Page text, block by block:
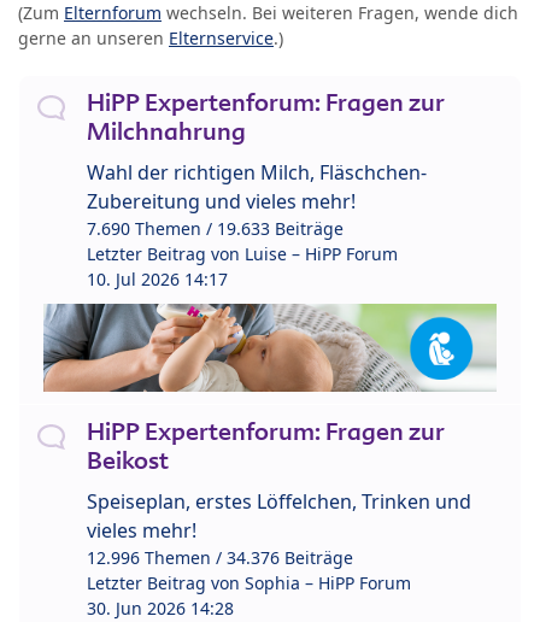
(Zum Elternforum wechseln. Bei weiteren Fragen, wende dich
gerne an unseren Elternservice.)
HiPP Expertenforum: Fragen zur
Milchnahrung
Wahl der richtigen Milch, Fläschchen-
Zubereitung und vieles mehr!
7.690 Themen / 19.633 Beiträge
Letzter Beitrag von Luise – HiPP Forum
10. Jul 2026 14:17
HiPP Expertenforum: Fragen zur
Beikost
Speiseplan, erstes Löffelchen, Trinken und
vieles mehr!
12.996 Themen / 34.376 Beiträge
Letzter Beitrag von Sophia – HiPP Forum
30. Jun 2026 14:28